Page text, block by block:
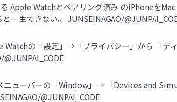
Apple Watchとペアリング済み のiPhoneを
一生できない。 JUNSEINAGAO/
Watchの「設定」→「プライバシー」から 「デ
ニューバーの「Window」→ 「Devices and
@JUNPAI_CODE